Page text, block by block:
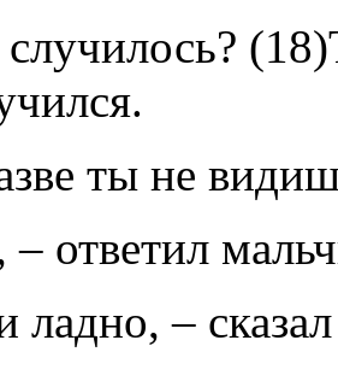
ты не
ответил
– сказал